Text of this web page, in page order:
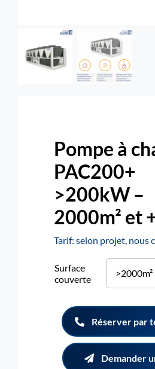
Nous contacter : 04 72 48 02 18
Pompe à
PAC200+
>200kW –
2000m² et
Tarif: selon projet, nous
Surface
couverte
Réserver par
Demander